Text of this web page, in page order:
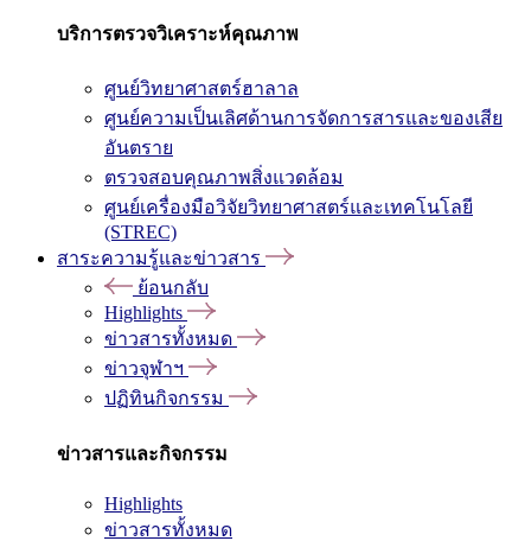
บริการตรวจวิเคราะห์คุณภาพ
ศูนย์วิทยาศาสตร์ฮาลาล
ศูนย์ความเป็นเลิศด้านการจัดการสารและของเสีย
อันตราย
ตรวจสอบคุณภาพสิ่งแวดล้อม
ศูนย์เครื่องมือวิจัยวิทยาศาสตร์และเทคโนโลยี
(STREC)
สาระความรู้และข่าวสาร
ย้อนกลับ
Highlights
ข่าวสารทั้งหมด
ข่าวจุฬาฯ
ปฏิทินกิจกรรม
ข่าวสารและกิจกรรม
Highlights
ข่าวสารทั้งหมด